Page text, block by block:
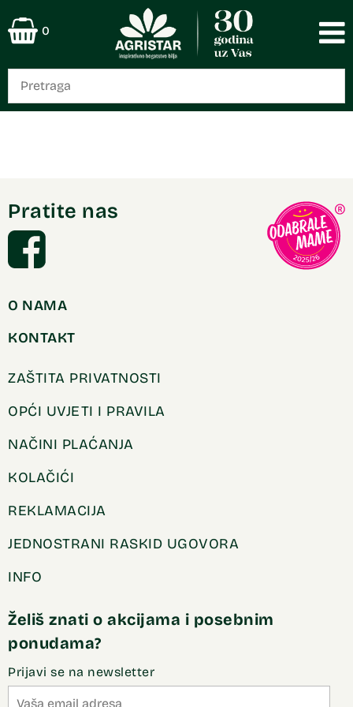
0
Pratite nas
O NAMA
KONTAKT
ZAŠTITA PRIVATNOSTI
OPĆI UVJETI I PRAVILA
NAČINI PLAĆANJA
KOLAČIĆI
REKLAMACIJA
JEDNOSTRANI RASKID UGOVORA
INFO
Želiš znati o akcijama i posebnim
ponudama?
Prijavi se na newsletter